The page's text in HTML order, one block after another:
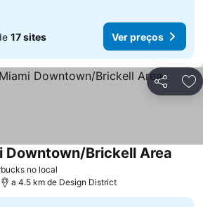
17 sites Ver preços
Partilhar
no local
Downtown/Brickell Area
a 4.5 km de Design District